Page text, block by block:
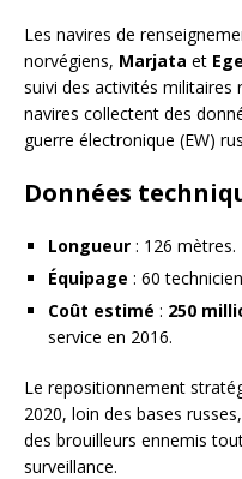
Les navires de
norvégiens, Marjata et
suivi des activités militaires
navires collectent des
guerre électronique (EW)
Données
Longueur : 126 mètres.
Équipage : 60
Coût estimé : 250
service en 2016.
Le repositionnement
2020, loin des bases
des brouilleurs ennemis
surveillance.